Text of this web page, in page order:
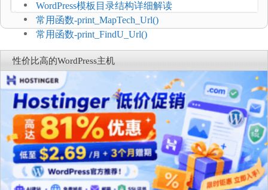
WordPress模板目录结构详细解读
常用函数-print_MapTech_Url()
常用函数-print_FindU_Url()
性价比高的WordPress主机